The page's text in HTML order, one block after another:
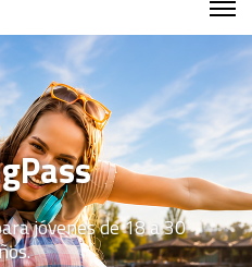
jóvenes de 18 a 30